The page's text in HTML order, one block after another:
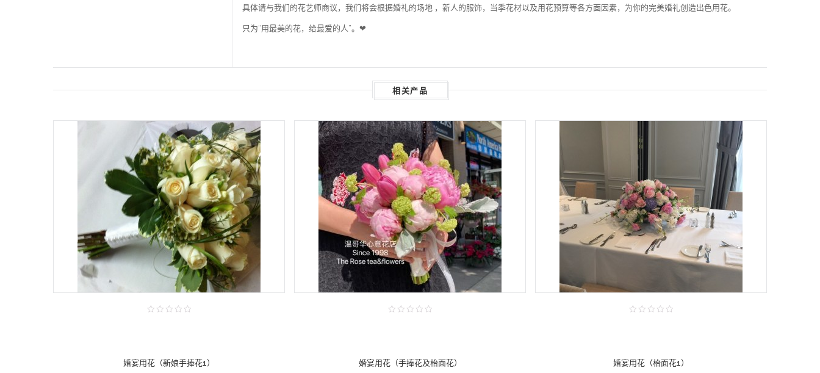
具体请与我们的花艺师商议，我们将会根据婚礼的场地 ，新人的服饰，当季花材以及用花预算等各方面因素，为你的完美婚礼创造出色用花。
只为“用最美的花，给最爱的人”。❤
相关产品
婚宴用花（新娘手捧花1） 婚宴用花（手捧花及枱面花） 婚宴用花（枱面花1）